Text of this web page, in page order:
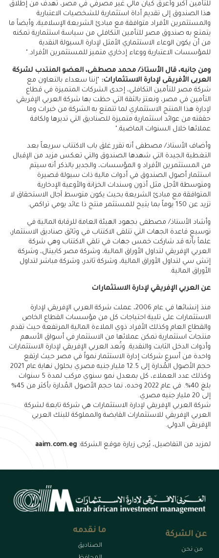
للتأمين أكبر وأعرق كيان مالي غير مصرفي في مصر، تهدف من إطلاق
هذا الصندوق إلى تقديم أداة استثمارية للشخصيات الاعتبارية
والمستثمرين الأفراد متوافقة مع مبادئ الشريعة الإسلامية، وأيضاً ما
يتمتع به صندوق مصر للتأمين التكافلي من سياسة استثمارية تمكنه
من أن يكون الوعاء الاستثماري الأمثل لإدارة السيولة النقدية
للمؤسسات الاعتبارية ووعاء إدخاري متميز للمستثمرين الأفراد."
ومن جانبه، قال الأستاذ/ محمد مصطفى، العضو المنتدب لشركة
العربى الأفريقى لإدارة الاستثمارات: "إننا سعداء بالتعاون مع
شركة مصر للتأمين التكافلي، إحدى الشركات المتميزة في قطاع
التأمين في مصر، ونعتز بالثقة التي حظت بها شركة العربي الإفريقي
لإدارة هذا المنتج الاستثماري لما تتمتع به الشركة من خبرات وما
حققته من عوائد استثمارية متميزة للصناديق التي تديرها ولكافة
عملائها خلال السنوات الماضية."
وأضاف الأستاذ/ مصطفى أنه تقرر غلق باب الاكتتاب سريعاً بعد
التغطية الجيدة التي شهدها الصندوق والتي تعكس مزيد من الإقبال
من المستثمرين الأفراد و المؤسسات، والجدير بالذكر أنه سيتم
استثمار أصول الصندوق في أدوات مالية ذات سيولة قصيرة
ومتوسطة الأجل مثل أذون وسندات الخزانة والأوعية الإدخارية
المتوافقة مع مبادئ الشريعة بحيث يكون متوسط آجال الاستحقاق لا
تزيد عن 150 يوماً بما يتيح للمستثمر منتج ذا عائد يومي تراكمي.
وأشاد الأستاذ/ مصطفى بجهود الهيئة العامة للرقابة المالية في
توسيع قاعدة الجهات التي تتلقى الاكتتاب في وثائق صناديق الاستثمار،
علماً بأنه قد شاركت خمس جهات في تلقي الاكتتاب وهي شركة
العربي الإفريقي لتداول الأوراق المالية، وشركة مصر كابيتال، وشركة
إتش سي لتداول الأوراق المالية، وشركة ثاندر، وشركة مباشر لتداول
الأوراق المالية.
عن العربي الإفريقي لإدارة الاستثمارات
منذ إنشائها في عام 2006، عملت شركة العربي الإفريقي لإدارة
الاستثمارات على تلبية احتياجات كل من مؤسسات القطاع الخاص
والقطاع العام وكذلك الأفراد ذوي الملاءة المالية المرتفعة حيث تقدم
منتجات استثمارية تمكن عملائها من الاستثمار في أسواق الأسهم
وأدوات الدخل الثابت والنقدية. وتُعد العربي الإفريقي لإدارة الاستثمارات
واحدة من أسرع شركات إدارة الاستثمار نمواً في مصر حيث ارتفع
حجم الأصول المُدارة إلى 12.5 مليار جنيه مصري بحلول نهاية عام 2021
وكذلك عدد العملاء، كل بمعدل نمو سنوي مركب لمدة 5 سنوات
بلغ 40%. في عام 2022 وحده، نما حجم الأصول المُدارة بأكثر من 45%
إلى 20 مليار جنيه مصري.
شركة العربي الإفريقي لإدارة الاستثمارات هي شركة تابعة لشركة
العربي الإفريقي للاستثمارات القابضة والمملوكة للبنك العربي
الإفريقي الدولي.
لمزيد من التفاصيل، يُرجى زيارة موقع الشركة:aaim.com.eg
عن الشركة
من نحن
ما نقدمه
الصناديق